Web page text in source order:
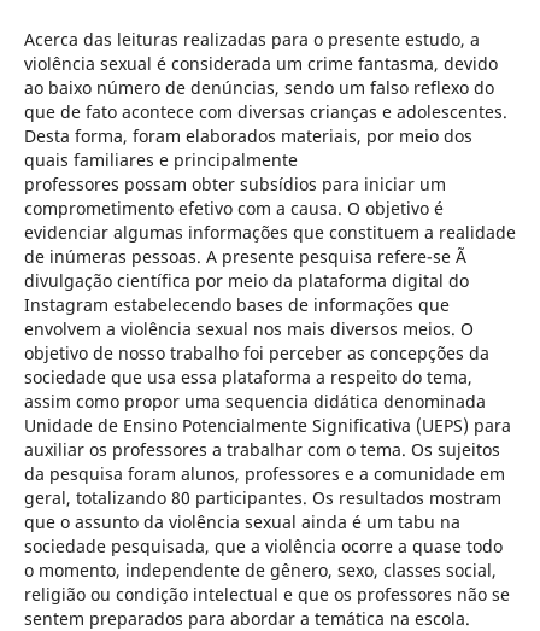
Acerca das leituras realizadas para o presente estudo, a
violência sexual é considerada um crime fantasma, devido
ao baixo número de denúncias, sendo um falso reflexo do
que de fato acontece com diversas crianças e adolescentes.
Desta forma, foram elaborados materiais, por meio dos
quais familiares e principalmente
professores possam obter subsídios para iniciar um
comprometimento efetivo com a causa. O objetivo é
evidenciar algumas informações que constituem a realidade
de inúmeras pessoas. A presente pesquisa refere-se Ã
divulgação científica por meio da plataforma digital do
Instagram estabelecendo bases de informações que
envolvem a violência sexual nos mais diversos meios. O
objetivo de nosso trabalho foi perceber as concepções da
sociedade que usa essa plataforma a respeito do tema,
assim como propor uma sequencia didática denominada
Unidade de Ensino Potencialmente Significativa (UEPS) para
auxiliar os professores a trabalhar com o tema. Os sujeitos
da pesquisa foram alunos, professores e a comunidade em
geral, totalizando 80 participantes. Os resultados mostram
que o assunto da violência sexual ainda é um tabu na
sociedade pesquisada, que a violência ocorre a quase todo
o momento, independente de gênero, sexo, classes social,
religião ou condição intelectual e que os professores não se
sentem preparados para abordar a temática na escola.